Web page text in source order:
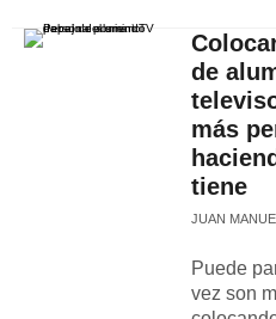
de
más
tiene
JUAN
Puede
vez son